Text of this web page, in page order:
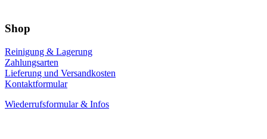
Shop
Reinigung & Lagerung
Zahlungsarten
Lieferung und Versandkosten
Kontaktformular
Wiederrufsformular & Infos